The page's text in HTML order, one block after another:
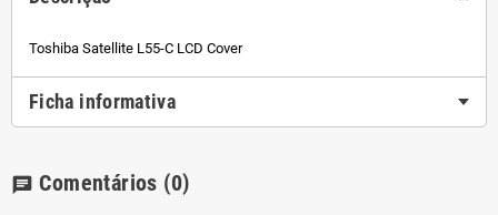
Toshiba Satellite L55-C LCD Cover
Ficha informativa
chat Comentários (0)